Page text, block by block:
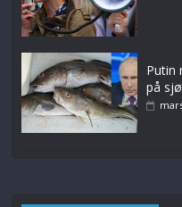
Putin
på